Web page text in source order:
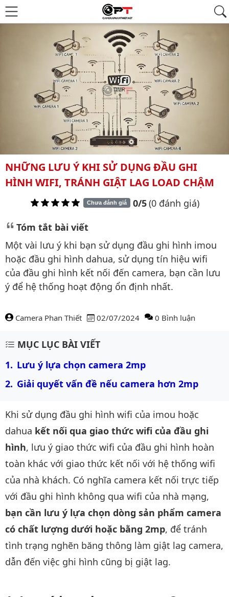
NHỮNG LƯU Ý KHI SỬ DỤNG ĐẦU GHI
HÌNH WIFI, TRÁNH GIẬT LAG LOAD CHẬM
Chưa đánh giá 0/5(0 đánh giá)
Tóm tắt bài viết
Một vài lưu ý khi bạn sử dụng đầu ghi hình imou
hoặc đầu ghi hình dahua, sử dụng tín hiệu wifi
của đầu ghi hình kết nối đến camera, bạn cần lưu
ý để hệ thống hoạt động ổn định nhất.
Camera Phan Thiết 02/07/2024 0 Bình luận
Nội dung bài viết
MỤC LỤC BÀI VIẾT
Lưu ý lựa chọn camera 2mp
Giải quyết vấn đề nếu camera hơn 2mp
Khi sử dụng đầu ghi hình wifi của imou hoặc
dahua kết nối qua giao thức wifi của đầu ghi
hình, lưu ý giao thức wifi của đầu ghi hình hoàn
toàn khác với giao thức kết nối với hệ thống wifi
của nhà khách. Có nghĩa camera kết nối trực tiếp
với đầu ghi hình không qua wifi của nhà mạng,
bạn cần lưu ý lựa chọn dòng sản phẩm camera
có chất lượng dưới hoặc bằng 2mp, để tránh
tình trạng nghẽn băng thông làm giật lag camera,
dẫn đến việc ghi hình cũng bị giật lag.